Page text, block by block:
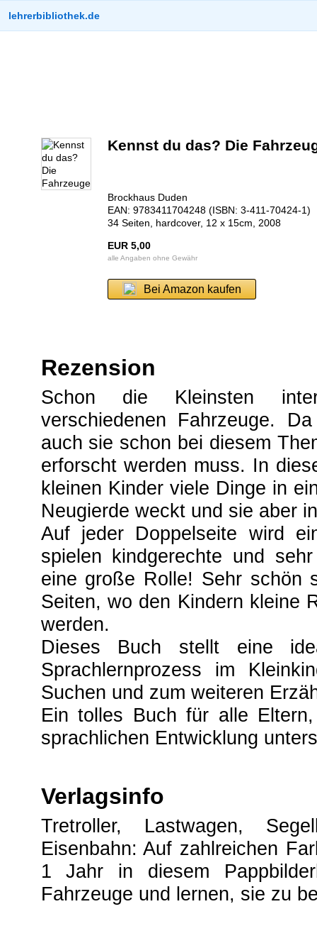
lehrerbibliothek.de
Kennst du das? Die
Brockhaus Duden
EAN: 9783411704248 (ISBN: 3-411-70424-1)
34 Seiten, hardcover, 12 x 15cm, 2008
EUR 5,00
alle Angaben ohne Gewähr
Bei Amazon kaufen
Rezension
Schon die Kleinsten
verschiedenen Fahrzeuge.
auch sie schon bei diesem
erforscht werden muss. In
kleinen Kinder viele Dinge in
Neugierde weckt und sie aber
Auf jeder Doppelseite wird
spielen kindgerechte und
eine große Rolle! Sehr schön
Seiten, wo den Kindern kleine
werden.
Dieses Buch stellt eine
Sprachlernprozess im
Suchen und zum weiteren
Ein tolles Buch für alle
sprachlichen Entwicklung
Verlagsinfo
Tretroller, Lastwagen,
Eisenbahn: Auf zahlreichen
1 Jahr in diesem
Fahrzeuge und lernen, sie zu